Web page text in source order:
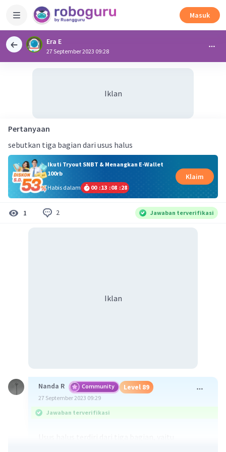
Masuk
Era E
27 September 2023 09:28
Iklan
Pertanyaan
sebutkan tiga bagian dari usus halus
Ikuti Tryout SNBT & Menangkan E-Wallet
100rb
Habis dalam
00 :13 :08 :28
Klaim
1 2 Jawaban terverifikasi
Iklan
Nanda R Community Level 89
27 September 2023 09:29
Jawaban terverifikasi